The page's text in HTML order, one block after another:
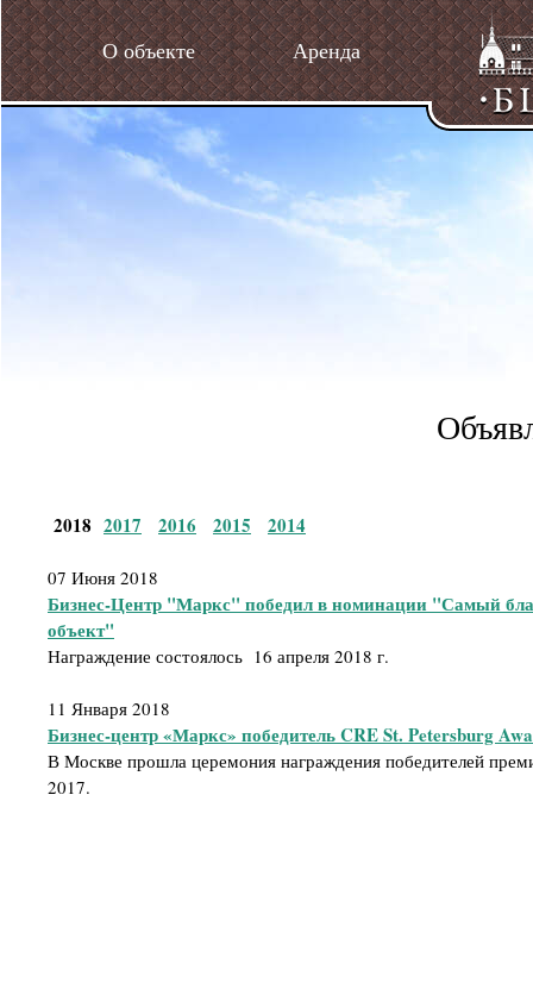
О объекте Аренда
2018 2017 2016 2015 2014
07 Июня 2018
Бизнес-Центр "Маркс" победил в номинации "Самый
объект"
Награждение состоялось 16 апреля 2018 г.
11 Января 2018
Бизнес-центр «Маркс» победитель CRE St. Petersburg
В Москве прошла церемония награждения победителей
2017.